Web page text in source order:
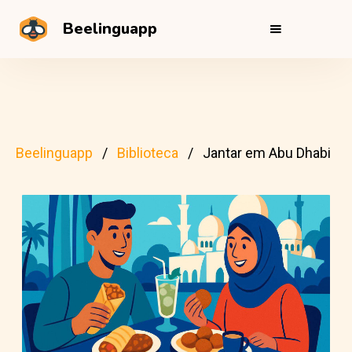
Beelinguapp
Beelinguapp Biblioteca Jantar em Abu Dhabi